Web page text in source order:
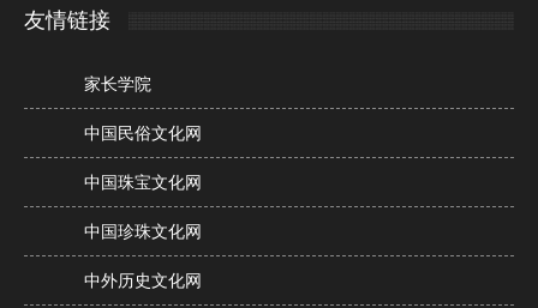
友情链接
家长学院
中国民俗文化网
中国珠宝文化网
中国珍珠文化网
中外历史文化网